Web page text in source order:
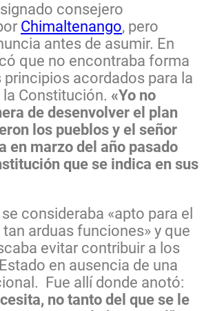
consejero
Chimaltenango, pero
antes de asumir. En
que no encontraba forma
acordados para la
Constitución. «Yo no
de desenvolver el plan
los pueblos y el señor
en marzo del año pasado
que se indica en sus
consideraba «apto para el
arduas funciones» y que
evitar contribuir a los
en ausencia de una
Fue allí donde anotó:
no tanto del que se le